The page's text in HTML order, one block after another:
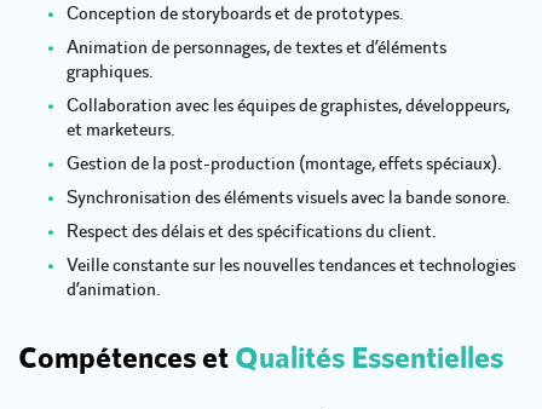
Conception de storyboards et de prototypes.
Animation de personnages, de textes et d’éléments
graphiques.
Collaboration avec les équipes de graphistes, développeurs,
et marketeurs.
Gestion de la post-production (montage, effets spéciaux).
Synchronisation des éléments visuels avec la bande sonore.
Respect des délais et des spécifications du client.
Veille constante sur les nouvelles tendances et technologies
d’animation.
Compétences et Qualités Essentielles